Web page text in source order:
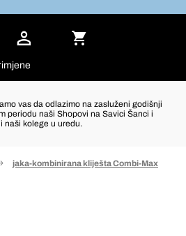
vas da odlazimo na zasluženi godišnji
periodu naši Shopovi na Savici Šanci i
naši kolege u uredu.
jaka-kombinirana kliješta Combi-Max